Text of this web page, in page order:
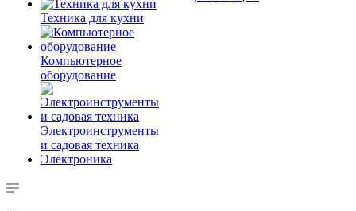
Техника для кухни
Компьютерное
оборудование
Электроинструменты
и садовая техника
Электроника